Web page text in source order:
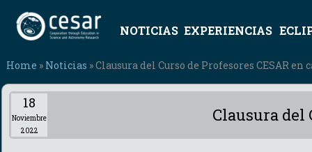
NOTICIAS EXPERIENCIAS
Home » Noticias » Clausura del Curso de Profesores CESAR en
18
Noviembre
2022
Clausura del